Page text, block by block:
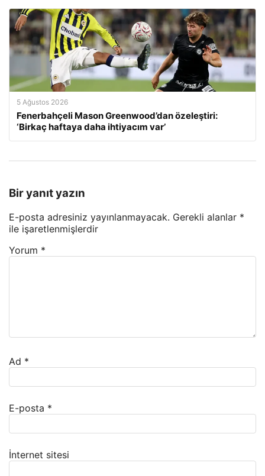
5 Ağustos 2026
Fenerbahçeli Mason Greenwood’dan özeleştiri:
‘Birkaç haftaya daha ihtiyacım var’
Bir yanıt yazın
E-posta adresiniz yayınlanmayacak. Gerekli alanlar *
ile işaretlenmişlerdir
Yorum *
Ad *
E-posta *
İnternet sitesi